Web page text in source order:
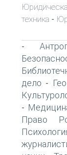
техника -
-
дело -
-
Право